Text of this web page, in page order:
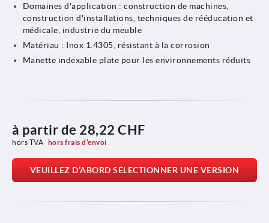
Domaines d'application : construction de machines,
construction d'installations, techniques de rééducation et
médicale, industrie du meuble
Matériau : Inox 1.4305, résistant à la corrosion
Manette indexable plate pour les environnements réduits
à partir de 28,22 CHF
hors TVA hors frais d’envoi
VEUILLEZ D’ABORD SÉLECTIONNER UNE VERSION